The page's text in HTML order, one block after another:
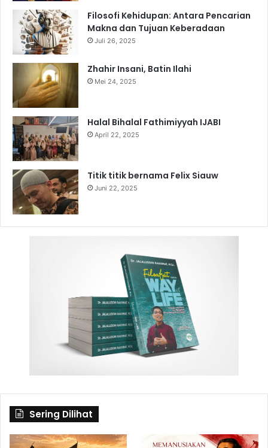
Filosofi Kehidupan: Antara Pencarian
Makna dan Tujuan Keberadaan
Juli 26, 2025
Zhahir Insani, Batin Ilahi
Mei 24, 2025
Halal Bihalal Fathimiyyah IJABI
April 22, 2025
Titik titik bernama Felix Siauw
Juni 22, 2025
Sering Dilihat